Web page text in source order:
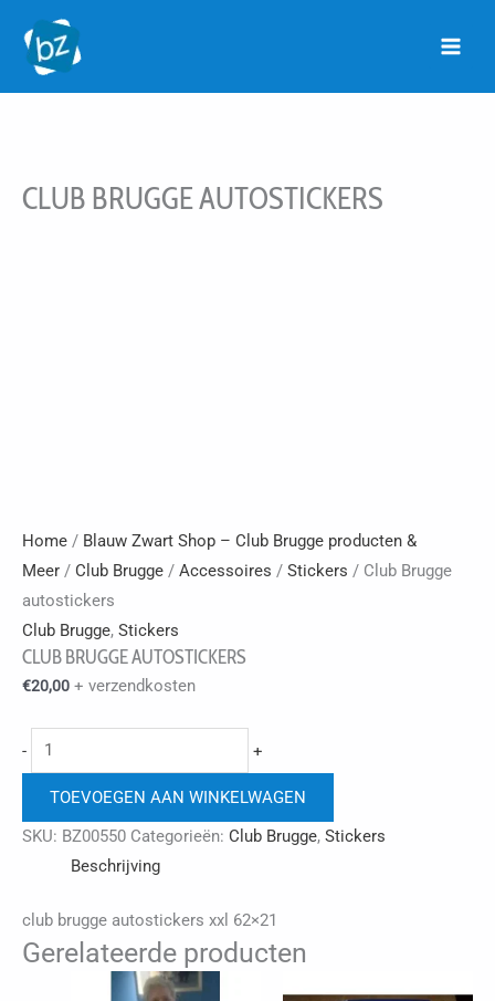
naar
CLUB BRUGGE AUTOSTICKERS
Home / Blauw Zwart Shop – Club Brugge producten &
Meer / Club Brugge / Accessoires / Stickers / Club Brugge
autostickers
Club Brugge, Stickers
CLUB BRUGGE AUTOSTICKERS
€20,00 + verzendkosten
-
Club
Brugge
autostickers
aantal
+
TOEVOEGEN AAN WINKELWAGEN
SKU: BZ00550 Categorieën: Club Brugge, Stickers
Beschrijving
club brugge autostickers xxl 62×21
Gerelateerde producten